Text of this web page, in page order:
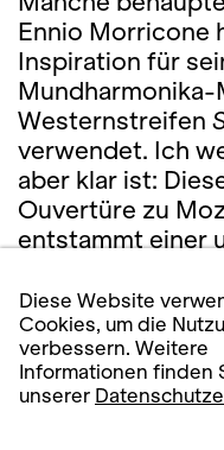
Ennio Morricone
Inspiration für
Mundharmonika-
Westernstreifen
verwendet. Ich
aber klar ist:
Ouvertüre zu
entstammt einer
todesnahen
fahle Welt des
Schluss der Oper
Giovanni zur
den Todesstoss
zu der Musik,
Diese Website
Cookies, um die
verbessern. Weitere
Informationen finden
unserer